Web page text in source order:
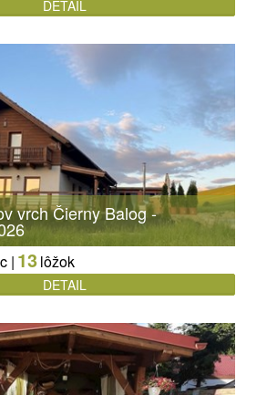
DETAIL
vrch Čierny Balog -
| 13lôžok
DETAIL